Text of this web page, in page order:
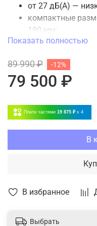
В избранное
от 27 дБ(А) —
компактные
190 мм;
встроенный
проводной пульт
сделано в Южной
Показать полностью
89 990 ₽
79 500 ₽
-12%
Плати частями 19 875 ₽ x 4
В
Выбрать